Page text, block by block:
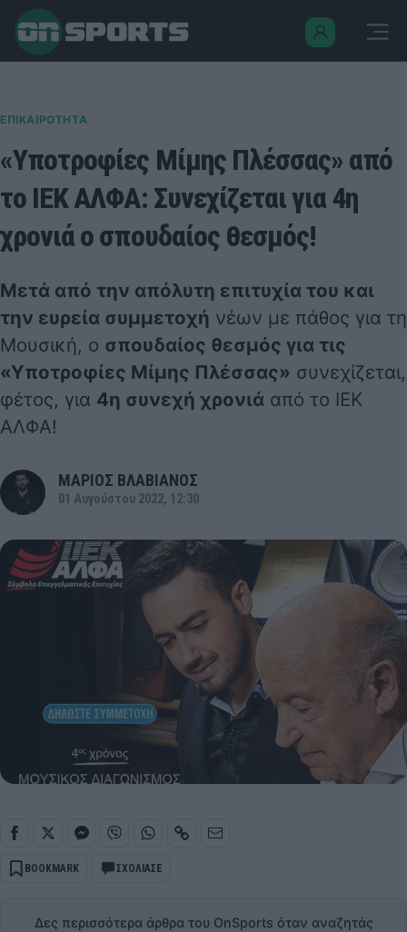
ΕΠΙΚΑΙΡΟΤΗΤΑ
«Υποτροφίες Μίμης Πλέσσας» από
το ΙΕΚ ΑΛΦΑ: Συνεχίζεται για 4η
χρονιά ο σπουδαίος θεσμός!
Μετά από την απόλυτη επιτυχία του και
την ευρεία συμμετοχή νέων με πάθος για τη
Μουσική, ο σπουδαίος θεσμός για τις
«Υποτροφίες Μίμης Πλέσσας» συνεχίζεται,
φέτος, για 4η συνεχή χρονιά από το ΙΕΚ
ΑΛΦΑ!
ΜΑΡΙΟΣ ΒΛΑΒΙΑΝΟΣ
01 Αυγούστου 2022, 12:30
BOOKMARK ΣΧΟΛΙΑΣΕ
Δες περισσότερα άρθρα του OnSports όταν αναζητάς